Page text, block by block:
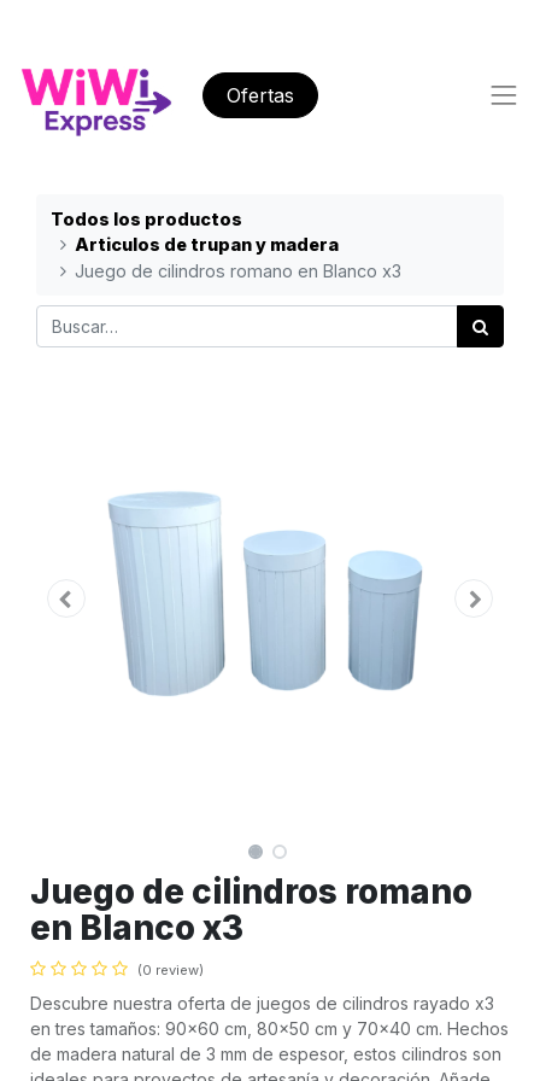
Ofertas
Todos los productos
Articulos de trupan y madera
Juego de cilindros romano en Blanco x3
Juego de cilindros romano
en Blanco x3
(0 review)
Descubre nuestra oferta de juegos de cilindros rayado x3
en tres tamaños: 90x60 cm, 80x50 cm y 70x40 cm. Hechos
de madera natural de 3 mm de espesor, estos cilindros son